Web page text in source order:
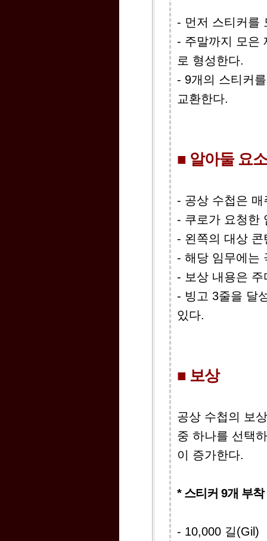
- 먼저 스티커를
- 주말까지 모은
로 형성한다.
- 9개의 스티커
교환한다.
■ 알아둘 요소
- 공상 수첩은
- 쿠로가 요청한
- 왼쪽의 대상
- 해당 임무에는
- 보상 내용은
- 빙고 3줄을 달
있다.
■ 보상
공상 수첩의 보
중 하나를 선택
이 증가한다.
* 스티커 9개 부착
- 10,000 길(Gil)